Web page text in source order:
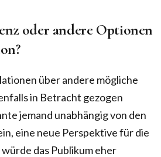
oder andere Optionen
über andere mögliche
in Betracht gezogen
jemand unabhängig von den
eine neue Perspektive für die
das Publikum eher